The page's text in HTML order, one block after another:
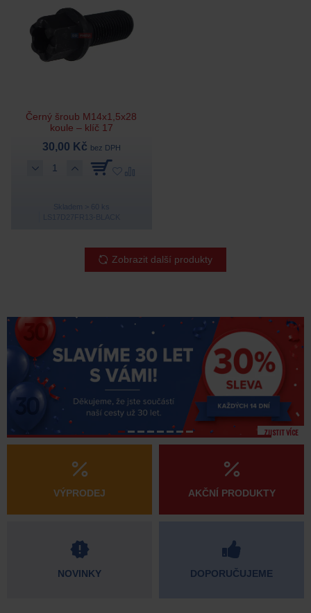
Černý šroub M14x1,5x28
koule – klíč 17
30,00 Kč bez DPH
Skladem > 60 ks
Zobrazit další produkty
ZJISTIT VÍCE
VÝPRODEJ
NOVINKY
AKČNÍ PRODUKTY
DOPORUČUJEME